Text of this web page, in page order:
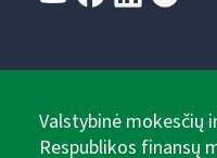
Valstybinė mokesčių
Respublikos finansų